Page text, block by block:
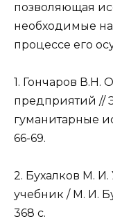
позволяющая
необходимые
процессе его
1. Гончаров В.Н.
предприятий //
гуманитарные
66-69.
2. Бухалков М.
учебник / М. И.
368 с.